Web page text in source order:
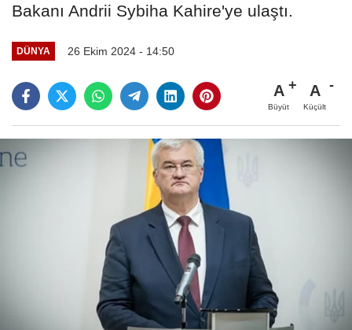
Bakanı Andrii Sybiha Kahire'ye ulaştı.
DÜNYA 26 Ekim 2024 - 14:50
A
Büyüt
A
Küçült